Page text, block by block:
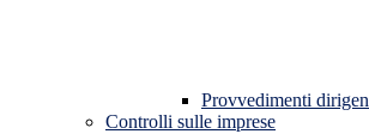
Provvedimenti
Controlli sulle imprese